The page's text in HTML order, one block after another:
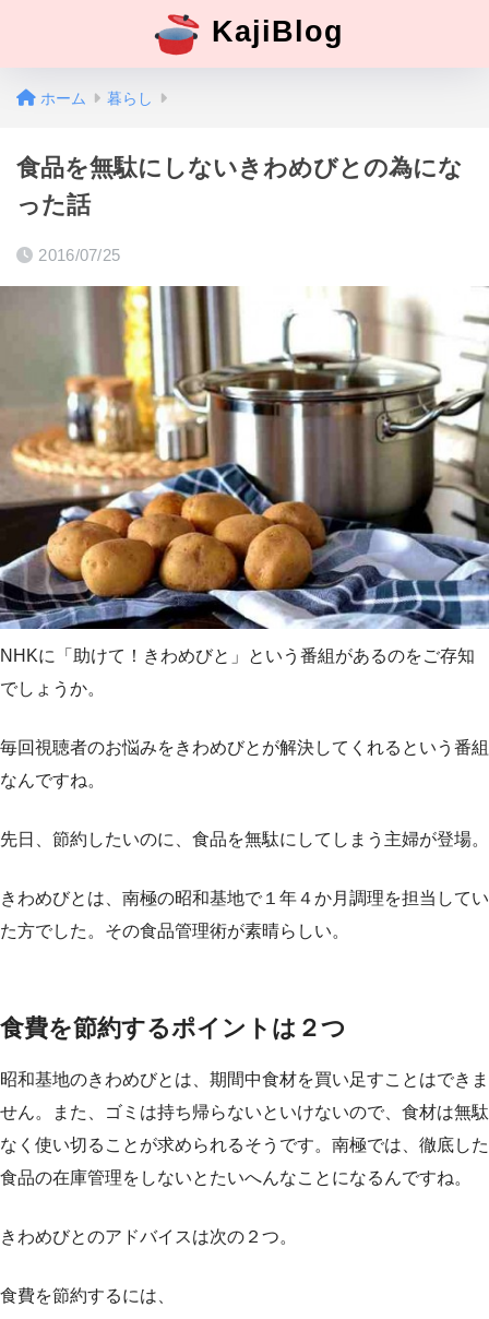
KajiBlog
ホーム 暮らし
食品を無駄にしないきわめびとの為にな
った話
2016/07/25
NHKに「助けて！きわめびと」という番組があるのをご存知
でしょうか。
毎回視聴者のお悩みをきわめびとが解決してくれるという番組
なんですね。
先日、節約したいのに、食品を無駄にしてしまう主婦が登場。
きわめびとは、南極の昭和基地で１年４か月調理を担当してい
た方でした。その食品管理術が素晴らしい。
食費を節約するポイントは２つ
昭和基地のきわめびとは、期間中食材を買い足すことはできま
せん。また、ゴミは持ち帰らないといけないので、食材は無駄
なく使い切ることが求められるそうです。南極では、徹底した
食品の在庫管理をしないとたいへんなことになるんですね。
きわめびとのアドバイスは次の２つ。
食費を節約するには、